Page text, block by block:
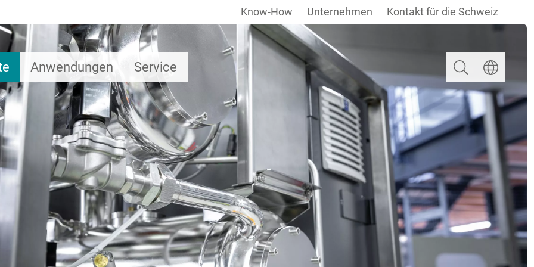
Anwendungen Service
Know-How Unternehmen Kontakt für die Schweiz
Suchen Sprache